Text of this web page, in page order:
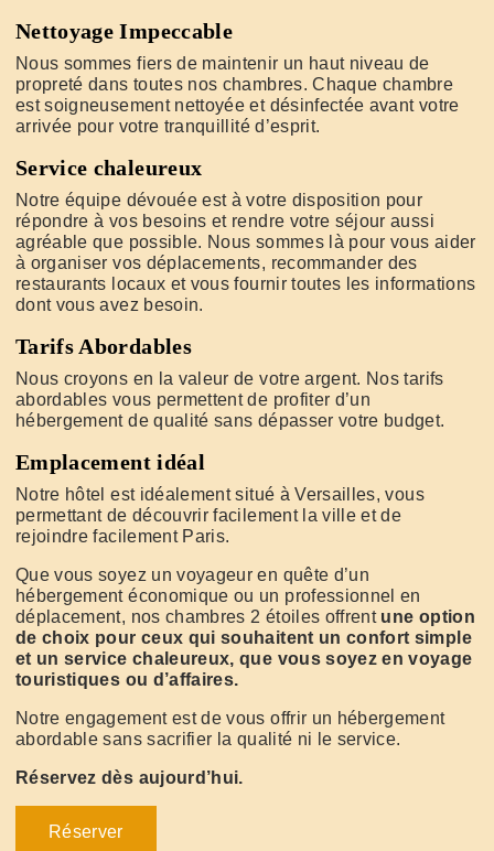
Nettoyage Impeccable
Nous sommes fiers de maintenir un haut niveau de
propreté dans toutes nos chambres. Chaque chambre
est soigneusement nettoyée et désinfectée avant votre
arrivée pour votre tranquillité d’esprit.
Service chaleureux
Notre équipe dévouée est à votre disposition pour
répondre à vos besoins et rendre votre séjour aussi
agréable que possible. Nous sommes là pour vous aider
à organiser vos déplacements, recommander des
restaurants locaux et vous fournir toutes les informations
dont vous avez besoin.
Tarifs Abordables
Nous croyons en la valeur de votre argent. Nos tarifs
abordables vous permettent de profiter d’un
hébergement de qualité sans dépasser votre budget.
Emplacement idéal
Notre hôtel est idéalement situé à Versailles, vous
permettant de découvrir facilement la ville et de
rejoindre facilement Paris.
Que vous soyez un voyageur en quête d’un
hébergement économique ou un professionnel en
déplacement, nos chambres 2 étoiles offrent une option
de choix pour ceux qui souhaitent un confort simple
et un service chaleureux, que vous soyez en voyage
touristiques ou d’affaires.
Notre engagement est de vous offrir un hébergement
abordable sans sacrifier la qualité ni le service.
Réservez dès aujourd’hui.
Réserver